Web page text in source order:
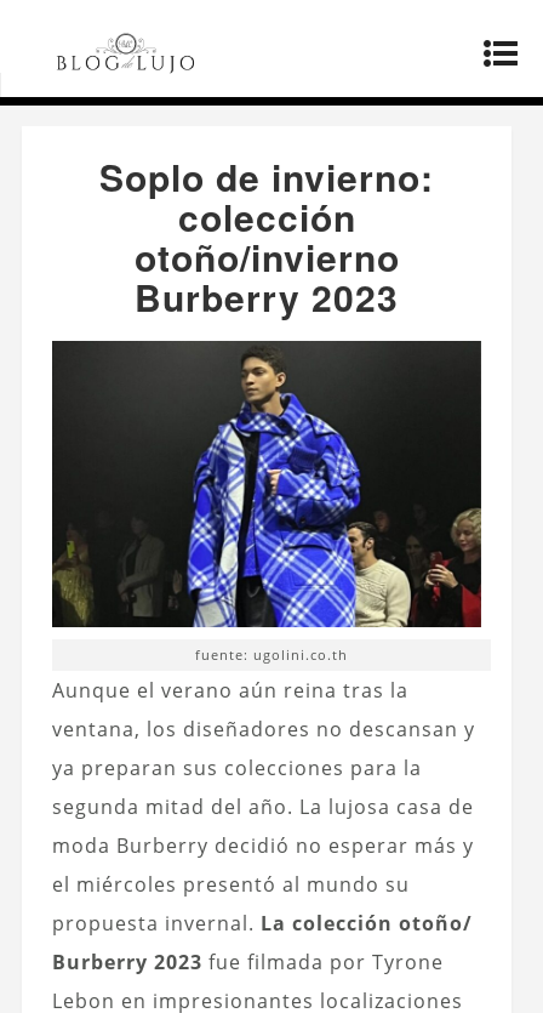
Página principal
colección otoño/invierno Burberry 2023
Soplo de invierno:
colección
otoño/invierno
Burberry 2023
fuente: ugolini.co.th
Aunque el verano aún reina tras la
ventana, los diseñadores no descansan y
ya preparan sus colecciones para la
segunda mitad del año. La lujosa casa de
moda Burberry decidió no esperar más y
el miércoles presentó al mundo su
propuesta invernal. La colección otoño/
Burberry 2023 fue filmada por Tyrone
Lebon en impresionantes localizaciones